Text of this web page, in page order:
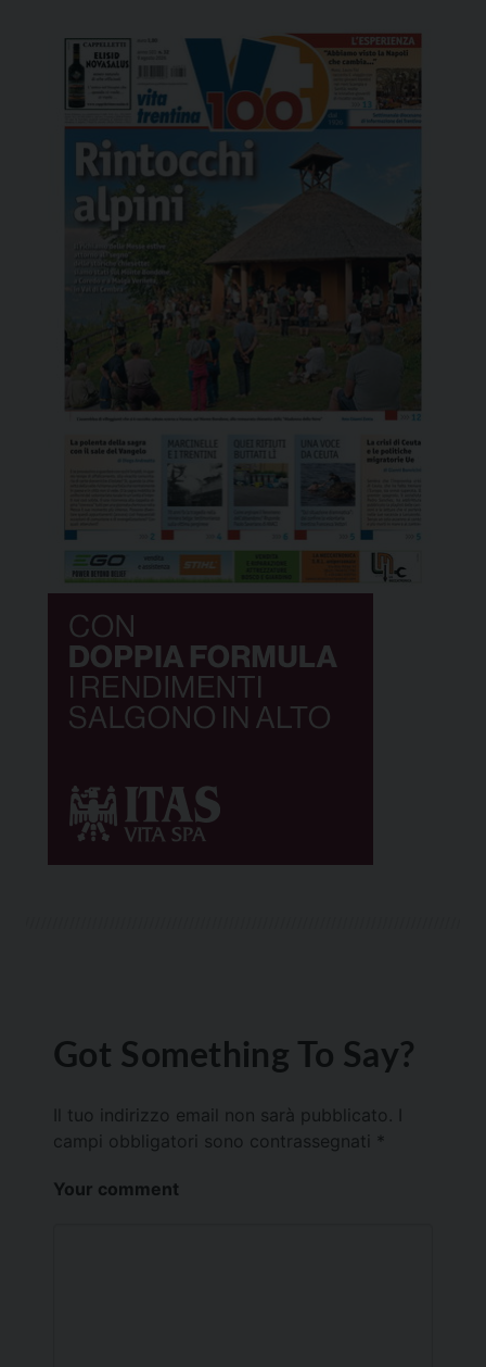
Got Something To Say?
Il tuo indirizzo email non sarà pubblicato.
campi obbligatori sono contrassegnati *
Your comment